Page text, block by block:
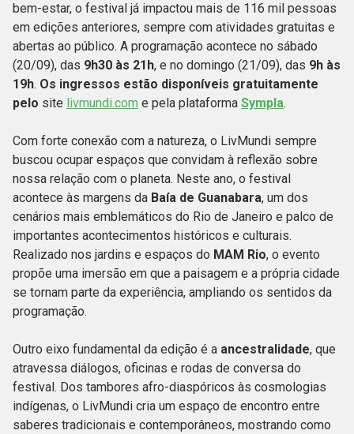
bem-estar, o festival já impactou mais de 116 mil pessoas
em edições anteriores, sempre com atividades gratuitas e
abertas ao público. A programação acontece no sábado
(20/09), das 9h30 às 21h, e no domingo (21/09), das 9h às
19h. Os ingressos estão disponíveis gratuitamente
pelo site livmundi.com e pela plataforma Sympla.
Com forte conexão com a natureza, o LivMundi sempre
buscou ocupar espaços que convidam à reflexão sobre
nossa relação com o planeta. Neste ano, o festival
acontece às margens da Baía de Guanabara, um dos
cenários mais emblemáticos do Rio de Janeiro e palco de
importantes acontecimentos históricos e culturais.
Realizado nos jardins e espaços do MAM Rio, o evento
propõe uma imersão em que a paisagem e a própria cidade
se tornam parte da experiência, ampliando os sentidos da
programação.
Outro eixo fundamental da edição é a ancestralidade, que
atravessa diálogos, oficinas e rodas de conversa do
festival. Dos tambores afro-diaspóricos às cosmologias
indígenas, o LivMundi cria um espaço de encontro entre
saberes tradicionais e contemporâneos, mostrando como